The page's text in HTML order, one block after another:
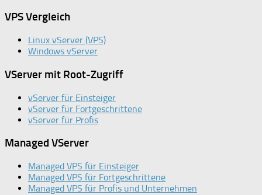
VPS Vergleich
Linux vServer (VPS)
Windows vServer
VServer mit Root-Zugriff
vServer für Einsteiger
vServer für Fortgeschrittene
vServer für Profis
Managed VServer
Managed VPS für Einsteiger
Managed VPS für Fortgeschrittene
Managed VPS für Profis und Unternehmen